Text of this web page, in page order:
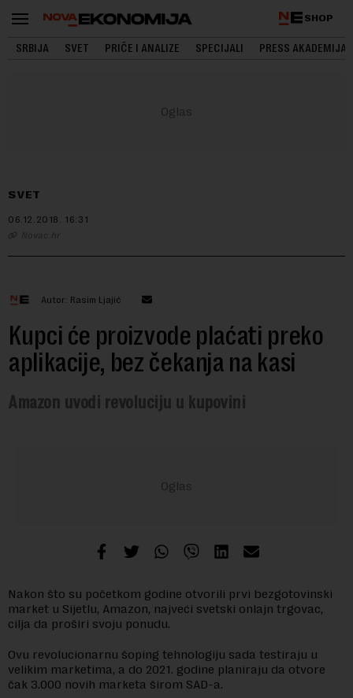
SHOP
SRBIJA SVET PRIČE I ANALIZE SPECIJALI PRESS AKADEMIJA
SVET
06.12.2018. 16:31
Novac.hr
Autor: Rasim Ljajić
Kupci će proizvode plaćati preko
aplikacije, bez čekanja na kasi
Amazon uvodi revoluciju u kupovini
Nakon što su početkom godine otvorili prvi bezgotovinski
market u Sijetlu, Amazon, najveći svetski onlajn trgovac,
cilja da proširi svoju ponudu.
Ovu revolucionarnu šoping tehnologiju sada testiraju u
velikim marketima, a do 2021. godine planiraju da otvore
čak 3.000 novih marketa širom SAD-a.